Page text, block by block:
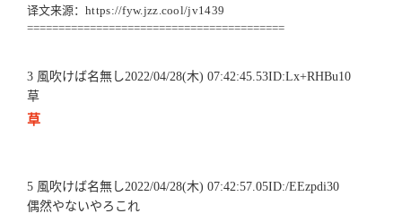
译文来源： https://fyw.jzz.cool/jv1439
=========================================
3 風吹けば名無し2022/04/28(木) 07:42:45.53ID:Lx+RHBu10
草
草
5 風吹けば名無し2022/04/28(木) 07:42:57.05ID:/EEzpdi30
偶然やないやろこれ